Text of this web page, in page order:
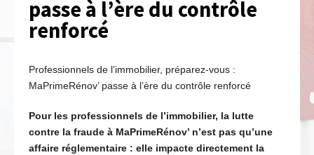
passe à l’ère du contrôle
renforcé
Professionnels de l’immobilier, préparez-vous :
MaPrimeRénov’ passe à l’ère du contrôle renforcé
Pour les professionnels de l’immobilier, la lutte
contre la fraude à MaPrimeRénov’ n’est pas qu’une
affaire réglementaire : elle impacte directement la